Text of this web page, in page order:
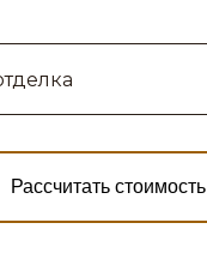
Рассчитать стоимость